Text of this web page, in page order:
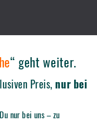
“ geht weiter.
Preis, nur bei
nur bei uns – zu